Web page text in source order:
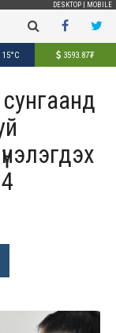
DESKTOP MOBILE
15°C 3593.87₮